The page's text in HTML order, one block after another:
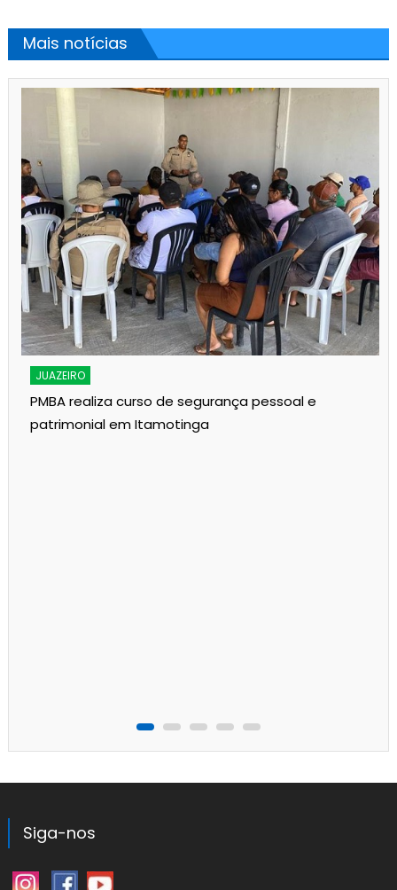
Mais notícias
JUAZEIRO
PMBA realiza curso de segurança pessoal e
patrimonial em Itamotinga
Siga-nos